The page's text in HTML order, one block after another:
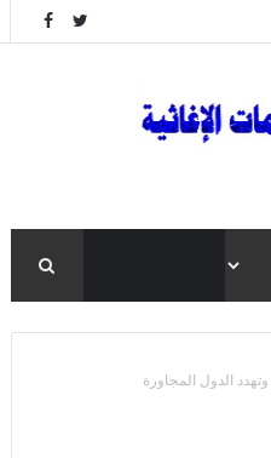
وتهدد الدول المجاورة